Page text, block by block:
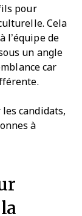
pour
Cela
l’équipe de
un angle
car
candidats,
à